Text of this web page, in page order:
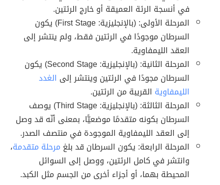
في أنسجة الرئة العميقة أو خارج الرئتين.
المرحلة الأولى: (بالإنجليزية: First Stage) يكون
السرطان موجودًا في الرئتين فقط، ولم ينتشر إلى
العقد الليمفاوية.
المرحلة الثانية: (بالإنجليزية: Second Stage) يكون
السرطان مجودًا في الرئتين وينتشر إلى الغدد
الليمفاوية القريبة من الرئتين.
المرحلة الثالثة: (بالإنجليزية: Third Stage) يوصف
السرطان بكونه متقدمًا موضعيًّا، بمعنى أنّه قد وصل
إلى العقد الليمفاوية الموجودة في منتصف الصدر.
المرحلة الرابعة: يكون السرطان قد بلغ مرحلة متقدمة،
وانتشر في كامل الرئتين، ووصل إلى السوائل
المحيطة بهما، أو أجزاء أخرى من الجسم مثل الكبد.